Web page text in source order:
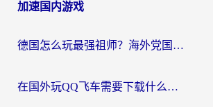
加速国内游戏
德国怎么玩最强祖师？海外党国服游戏加速器选择全攻略（附宝可梦Online实测）
在国外玩QQ飞车需要下载什么加速器呢？海外党亲测有效的国服游戏加速指南